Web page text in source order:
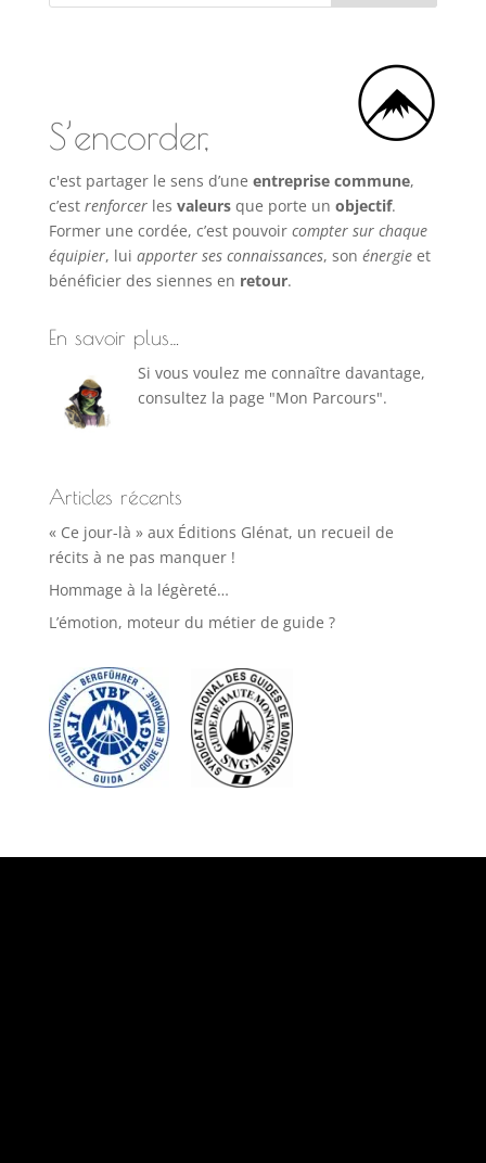
S’encorder,
c'est partager le sens d’une entreprise commune,
c’est renforcerles valeursque porte un objectif.
Former une cordée, c’est pouvoircompter sur chaque
équipier, lui apporter ses connaissances, son énergieet
bénéficier des siennes en retour.
En savoir plus…
Si vous voulez me connaître davantage,
consultez la page "Mon Parcours".
Articles récents
« Ce jour-là » aux Éditions Glénat, un recueil de
récits à ne pas manquer !
Hommage à la légèreté…
L’émotion, moteur du métier de guide ?